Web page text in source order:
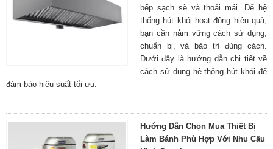
bếp sạch sẽ và thoải mái. Để hệ
thống hút khói hoạt động hiệu quả,
bạn cần nắm vững cách sử dụng,
chuẩn bị, và bảo trì đúng cách.
Dưới đây là hướng dẫn chi tiết về
cách sử dụng hệ thống hút khói để
đảm bảo hiệu suất tối ưu.
Hướng Dẫn Chọn Mua Thiết Bị
Làm Bánh Phù Hợp Với Nhu Cầu